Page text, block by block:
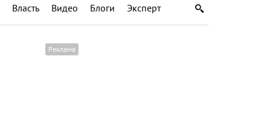
Власть Видео Блоги Эксперт